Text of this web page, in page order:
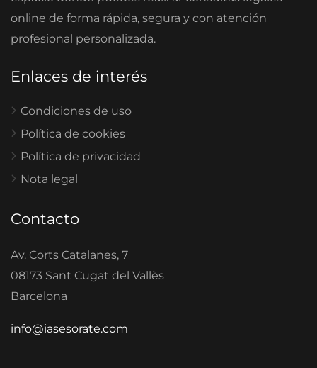
online de forma rápida, segura y con atención
profesional personalizada.
Enlaces de interés
Condiciones de uso
Política de cookies
Política de privacidad
Nota legal
Contacto
Av. Corts Catalanes, 7
08173 Sant Cugat del Vallès
Barcelona
info@iasesorate.com